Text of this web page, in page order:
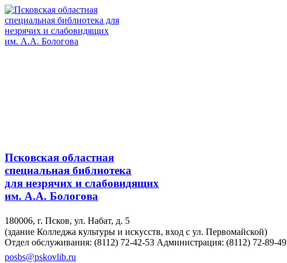
Псковская областная
специальная библиотека
для незрячих и слабовидящих
им. А.А. Бологова
180006, г. Псков, ул. Набат, д. 5
(здание Колледжа культуры и искусств, вход с ул. Первомайской)
Отдел обслуживания: (8112) 72-42-53 Администрация: (8112) 72-89-49
posbs@pskovlib.ru